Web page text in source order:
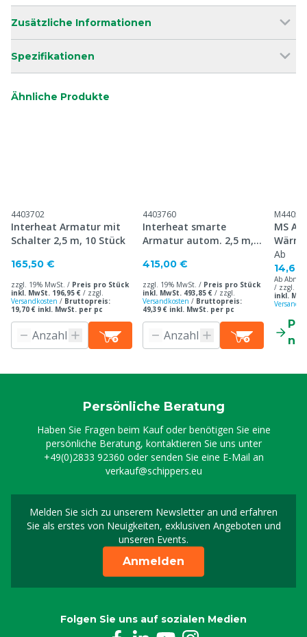
Zusätzliche Informationen
Spezifikationen
Ähnliche Produkte
4403702
Interheat Armatur mit
Schalter 2,5 m, 10 Stück
165,50 €
zzgl. 19% MwSt. / Preis pro Stück
inkl. MwSt. 196,95 € / zzgl.
Versandkosten / Bruttopreis:
19,70 € inkl. MwSt. per pc
4403760
Interheat smarte
Armatur autom. 2,5 m,
415,00 €
zzgl. 19% MwSt. / Preis pro Stück
inkl. MwSt. 493,85 € / zzgl.
Versandkosten / Bruttopreis:
49,39 € inkl. MwSt. per pc
MS
Ab
14,60
Ab
/ zzgl.
inkl.
Persönliche Beratung
Haben Sie Fragen beim Kauf oder benötigen Sie eine
persönliche Beratung, kontaktieren Sie uns unter
+49(0)2833 92360 oder senden Sie eine E-Mail an
verkauf@schippers.eu
Melden Sie sich zu unserem Newsletter an und erfahren
Sie als erstes von Neuigkeiten, exklusiven Angeboten und
unseren Events.
Melden Sie sich für
Anmelden
Folgen Sie uns auf sozialen Medien